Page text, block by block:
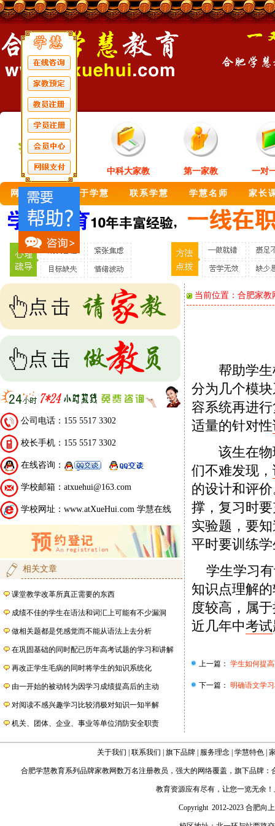
中科大家教 第一家教 一对
网站首页 关于学慧 联系学慧 学慧名师 家长
公司电话：155 5517 3302
校长手机：155 5517 3302
在线咨询：
学校邮箱：atxuehui@163.com
学校网址：www.atXueHui.com 学慧在线
相关文章
课堂教学改革所真正需要的东西
成绩不佳的学生在语法和词汇上可能有不少漏洞
做相关题都是凭感觉而不能从语法上去分析
在巩固基础的同时配已历年高考试题的学习和讲解
再改正学生毛病的同时将学生的知识系统化
由一开始的被动转为因学习成绩提高后的主动
对阅读不感兴趣学习比较消极对知识一知半解
机关、团体、企业、事业等单位消防安全职责
当前位置： 合肥家教
帮助学生
分为几个模
容系统再进
适量的针对性
该生在物
们不难发现，
的设计和评
撑，复习时
实验题，要
平时要训练
学生学习有
知识点理解
度较高，属
近几年中考试
上一篇： 学生如何提
下一篇： 明确语文学
关于我们 联系我们 旗下品牌 服务理念 学慧特色
合肥学慧教育系列品牌家教网数万名注册教员，强大的网络覆盖，旗下品牌：
教育资源应有尽有，让您一览无余
Copyright 2012-2023 合肥向